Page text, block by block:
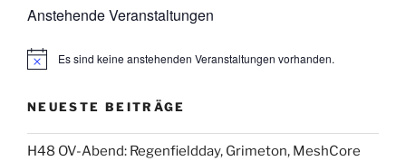
Anstehende Veranstaltungen
Es sind keine anstehenden Veranstaltungen vorhanden.
NEUESTE BEITRÄGE
H48 OV-Abend: Regenfieldday, Grimeton, MeshCore